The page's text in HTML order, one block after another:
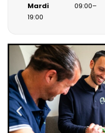
Mardi
09:00–
19:00